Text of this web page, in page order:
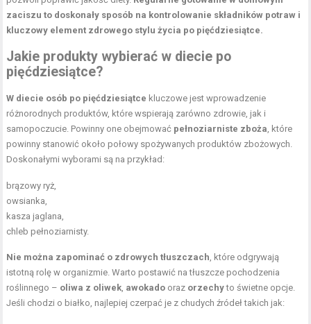
zaciszu to doskonały sposób na kontrolowanie składników potraw i
kluczowy element zdrowego stylu życia po pięćdziesiątce.
Jakie produkty wybierać w diecie po
pięćdziesiątce?
W diecie osób po pięćdziesiątce kluczowe jest wprowadzenie
różnorodnych produktów, które wspierają zarówno zdrowie, jak i
samopoczucie. Powinny one obejmować pełnoziarniste zboża, które
powinny stanowić około połowy spożywanych produktów zbożowych.
Doskonałymi wyborami są na przykład:
brązowy ryż,
owsianka,
kasza jaglana,
chleb pełnoziarnisty.
Nie można zapominać o zdrowych tłuszczach, które odgrywają
istotną rolę w organizmie. Warto postawić na tłuszcze pochodzenia
roślinnego – oliwa z oliwek, awokado oraz orzechyto świetne opcje.
Jeśli chodzi o białko, najlepiej czerpać je z chudych źródeł takich jak: